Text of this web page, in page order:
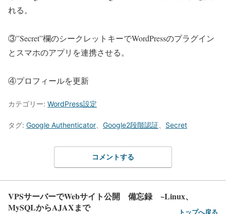
れる。
③”Secret”欄のシークレットキーでWordPressのプラグイン
とスマホのアプリを連携させる。
④プロフィールを更新
カテゴリー: WordPress設定
タグ: Google Authenticator Google2段階認証 Secret
コメントする
VPSサーバーでWebサイト公開 備忘録 ~Linux、
MySQLからAJAXまで
トップへ戻る